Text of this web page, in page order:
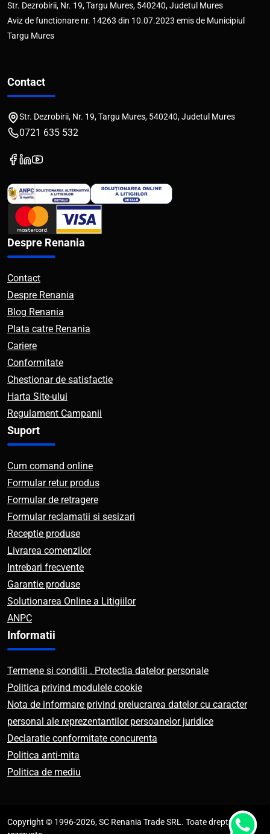
Str. Dezrobirii, Nr. 19, Targu Mures, 540240, Judetul Mures
Aviz de functionare nr. 14263 din 10.07.2023 emis de Municipiul
Targu Mures
Contact
Str. Dezrobirii, Nr. 19, Targu Mures, 540240, Judetul Mures
0721 635 532
Despre Renania
Contact
Despre Renania
Blog Renania
Plata catre Renania
Cariere
Conformitate
Chestionar de satisfactie
Harta Site-ului
Regulament Campanii
Suport
Cum comand online
Formular retur produs
Formular de retragere
Formular reclamatii si sesizari
Receptie produse
Livrarea comenzilor
Intrebari frecvente
Garantie produse
Solutionarea Online a Litigiilor
ANPC
Informatii
Termene si conditii . Protectia datelor personale
Politica privind modulele cookie
Nota de informare privind prelucrarea datelor cu caracter
personal ale reprezentantilor persoanelor juridice
Declaratie conformitate concurenta
Politica anti-mita
Politica de mediu
Copyright © 1996-2026, SC Renania Trade SRL. Toate drepturile